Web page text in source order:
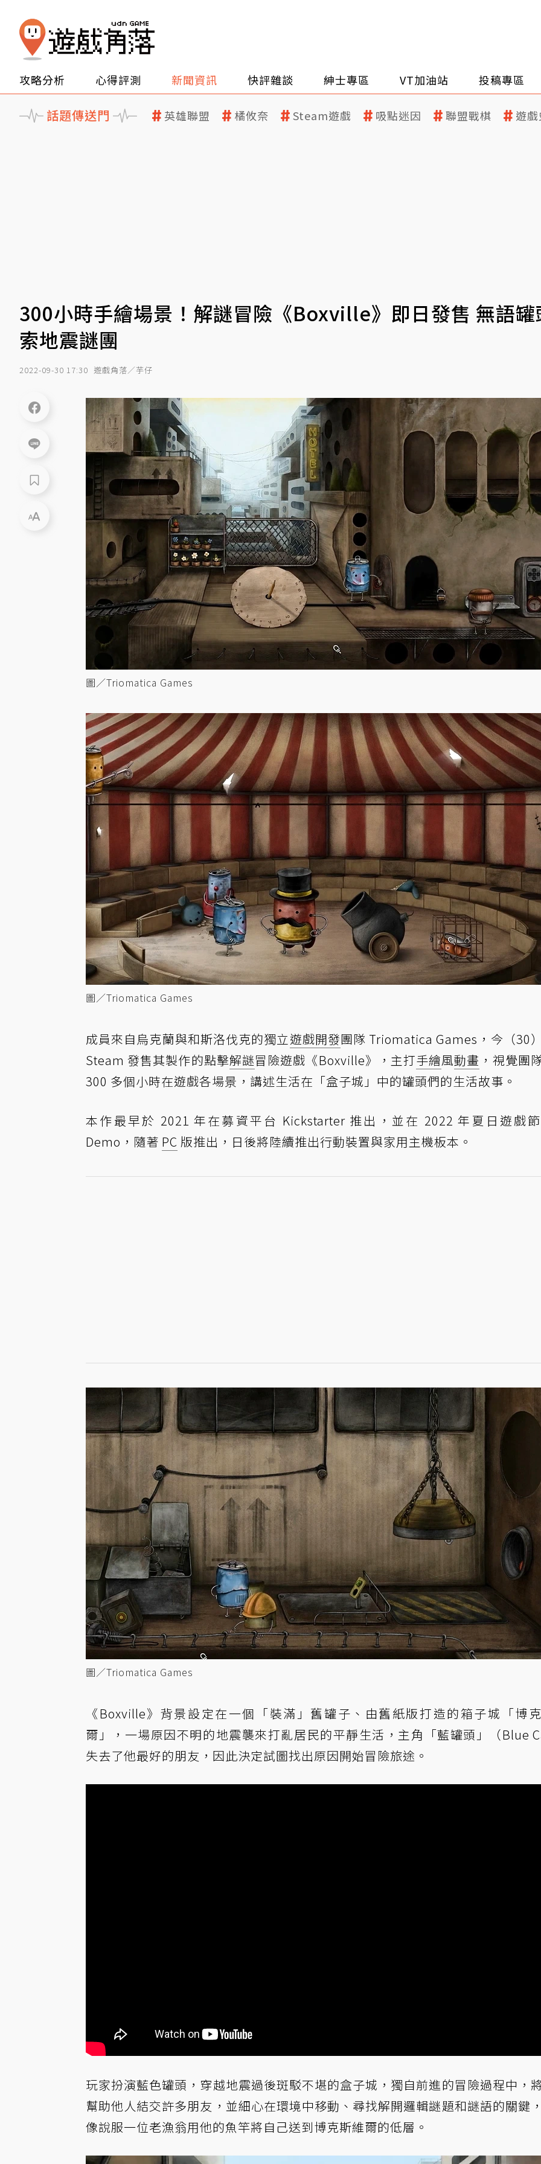
攻略分析 心得評測 新聞資訊 快評雜談 紳士專區 VT加油站 投稿專區
話題傳送門 英雄聯盟 橘攸奈 Steam遊戲 吸點迷因 聯盟戰棋 遊
300小時手繪場景！解謎冒險《Boxville》即日發售 無語罐
索地震謎團
2022-09-30 17:30 遊戲角落／芋仔
圖／Triomatica Games
圖／Triomatica Games
成員來自烏克蘭與和斯洛伐克的獨立遊戲開發團隊 Triomatica Games，今（30
Steam 發售其製作的點擊解謎冒險遊戲《Boxville》，主打手繪風動畫 ，視覺團
300 多個小時在遊戲各場景，講述生活在「盒子城」中的罐頭們的生活故事。
本作最早於 2021 年在募資平台 Kickstarter 推出，並在 2022 年夏日遊戲
Demo，隨著 PC 版推出，日後將陸續推出行動裝置與家用主機板本。
圖／Triomatica Games
《Boxville》背景設定在一個「裝滿」舊罐子、由舊紙版打造的箱子城「博
爾」，一場原因不明的地震襲來打亂居民的平靜生活，主角「藍罐頭」（Blue
失去了他最好的朋友，因此決定試圖找出原因開始冒險旅途。
玩家扮演藍色罐頭，穿越地震過後斑駁不堪的盒子城，獨自前進的冒險過程中，
幫助他人結交許多朋友，並細心在環境中移動、尋找解開邏輯謎題和謎語的關鍵
像說服一位老漁翁用他的魚竿將自己送到博克斯維爾的低層。